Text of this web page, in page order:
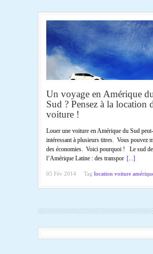
Un voyage en Amérique du
Sud ? Pensez à la location
voiture !
Louer une voiture en Amérique du Sud
intéressant à plusieurs titres. Vous pouvez
des économies. Voici pourquoi ! Le sud de
l’Amérique Latine : des transpor [...]
05 Fév 2014 Tag location voiture